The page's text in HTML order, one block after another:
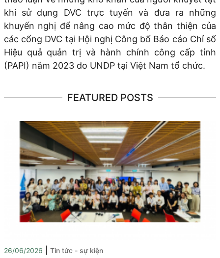
khi sử dụng DVC trực tuyến và đưa ra những
khuyến nghị để nâng cao mức độ thân thiện của
các cổng DVC tại Hội nghị Công bố Báo cáo Chỉ số
Hiệu quả quản trị và hành chính công cấp tỉnh
(PAPI) năm 2023 do UNDP tại Việt Nam tổ chức.
FEATURED POSTS
26/06/2026 Tin tức - sự kiện